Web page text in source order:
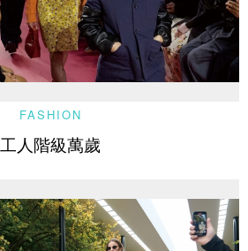
FASHION
工人階級萬歲